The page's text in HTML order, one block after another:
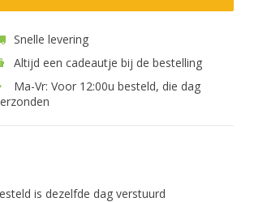
Snelle levering
Altijd een cadeautje bij de bestelling
Ma-Vr: Voor 12:00u besteld, die dag
is dezelfde dag verstuurd